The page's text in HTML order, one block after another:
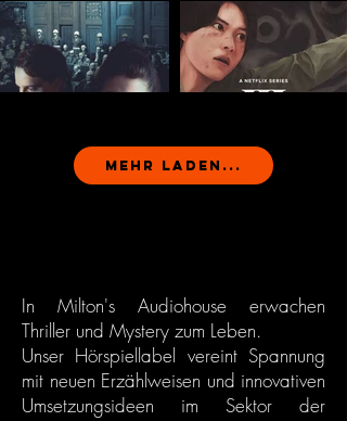
Mehr laden...
In Milton's Audiohouse erwachen
Thriller und Mystery zum Leben.
Unser Hörspiellabel vereint Spannung
mit neuen Erzählweisen und innovativen
Umsetzungsideen im Sektor der